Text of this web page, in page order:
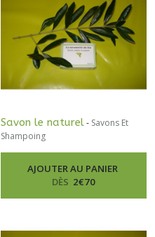
Savon le naturel- Savons Et
Shampoing
AJOUTER AU PANIER
DÈS 2€70